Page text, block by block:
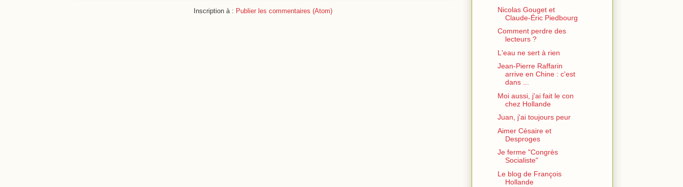
Inscription à : Publier les commentaires (Atom)
Nicolas Gouget et
Claude-Éric Piedbourg
Comment perdre des
lecteurs ?
L'eau ne sert à rien
Jean-Pierre Raffarin
arrive en Chine : c'est
dans ...
Moi aussi, j'ai fait le con
chez Hollande
Juan, j'ai toujours peur
Aimer Césaire et
Desproges
Je ferme "Congrès
Socialiste"
Le blog de François
Hollande